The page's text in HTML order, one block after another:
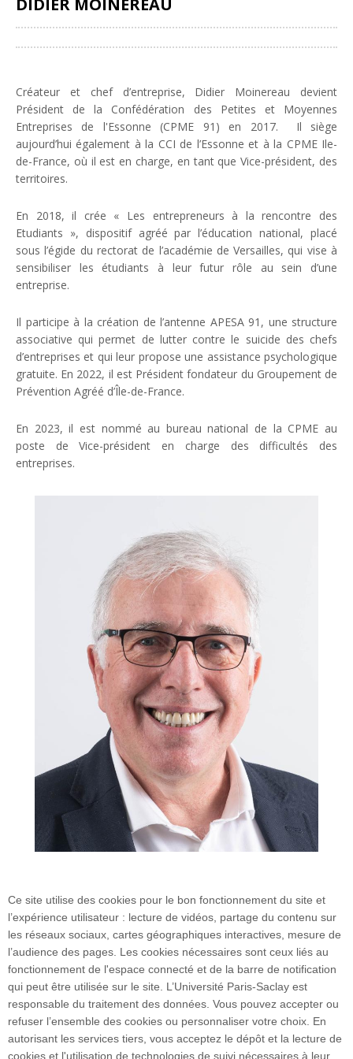
DIDIER MOINEREAU
Créateur et chef d’entreprise, Didier Moinereau devient
Président de la Confédération des Petites et Moyennes
Entreprises de l'Essonne (CPME 91) en 2017.
Il siège
aujourd’hui également à la CCI de l’Essonne et à la CPME Ile-
de-France, où il est en charge, en tant que Vice-président, des
territoires.
En 2018, il crée « Les entrepreneurs à la rencontre des
Etudiants », dispositif agréé par l’éducation national, placé
sous l’égide du rectorat de l’académie de Versailles, qui vise à
sensibiliser les étudiants à leur futur rôle au sein d’une
entreprise.
Il participe à la création de l’antenne APESA 91, une structure
associative qui permet de lutter contre le suicide des chefs
d’entreprises et qui leur propose une assistance psychologique
gratuite. En 2022, il est Président fondateur du Groupement de
Prévention Agréé d’Île-de-France.
En 2023, il est nommé au bureau national de la CPME au
poste de Vice-président en charge des difficultés des
entreprises.
17 avenue des Sciences
Bâtiment Henri Moissan
91400 Orsay
Ce site utilise des cookies pour le bon fonctionnement du site et
l’expérience utilisateur : lecture de vidéos, partage du contenu sur
les réseaux sociaux, cartes géographiques interactives, mesure de
l’audience des pages. Les cookies nécessaires sont ceux liés au
fonctionnement de l'espace connecté et de la barre de notification
qui peut être utilisée sur le site. L’Université Paris-Saclay est
responsable du traitement des données. Vous pouvez accepter ou
refuser l’ensemble des cookies ou personnaliser votre choix. En
autorisant les services tiers, vous acceptez le dépôt et la lecture de
cookies et l'utilisation de technologies de suivi nécessaires à leur